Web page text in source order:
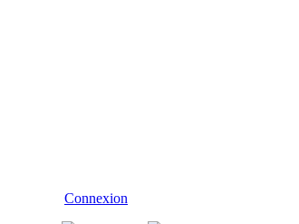
Connexion